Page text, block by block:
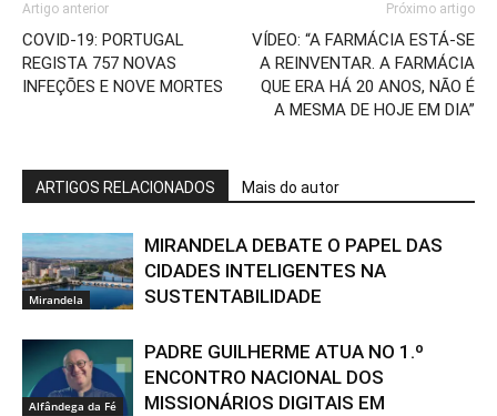
Artigo anterior
COVID-19: PORTUGAL
REGISTA 757 NOVAS
INFEÇÕES E NOVE MORTES
Próximo artigo
VÍDEO: “A FARMÁCIA ESTÁ-SE
A REINVENTAR. A FARMÁCIA
QUE ERA HÁ 20 ANOS, NÃO É
A MESMA DE HOJE EM DIA”
ARTIGOS RELACIONADOS Mais do autor
Mirandela
MIRANDELA DEBATE O PAPEL DAS
CIDADES INTELIGENTES NA
SUSTENTABILIDADE
Alfândega da Fé
PADRE GUILHERME ATUA NO 1.º
ENCONTRO NACIONAL DOS
MISSIONÁRIOS DIGITAIS EM